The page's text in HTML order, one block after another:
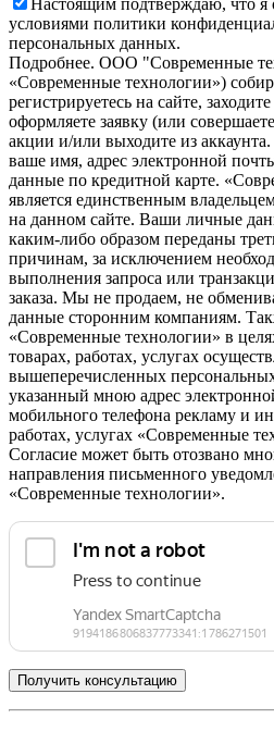
Настоящим подтверждаю, что я
условиями политики
персональных данных.
Подробнее. OOO "Современные
«Современные технологии»)
регистрируетесь на сайте,
оформляете заявку (или
акции и/или выходите из
ваше имя, адрес электронной
данные по кредитной карте.
является единственным
на данном сайте. Ваши личные
каким-либо образом переданы
причинам, за исключением
выполнения запроса или
заказа. Мы не продаем, не
данные сторонним компаниям.
«Современные технологии» в
товарах, работах, услугах
вышеперечисленных
указанный мною адрес
мобильного телефона рекламу и
работах, услугах «Современные
Согласие может быть отозвано
направления письменного
«Современные технологии».